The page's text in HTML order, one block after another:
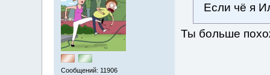
Сообщений: 11906
Если чё я
Ты больше